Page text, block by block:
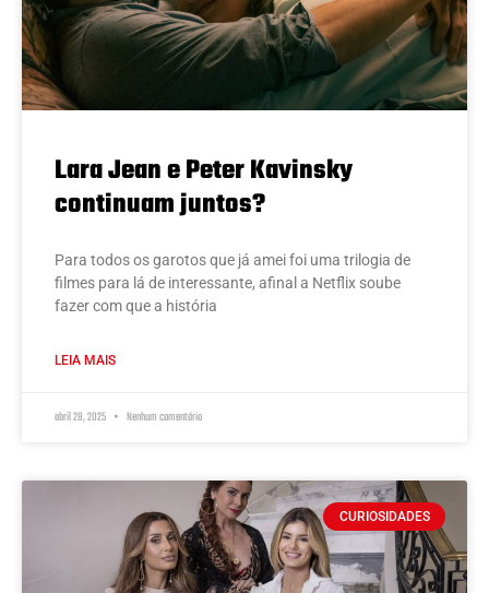
Lara Jean e Peter Kavinsky
continuam juntos?
Para todos os garotos que já amei foi uma trilogia de
filmes para lá de interessante, afinal a Netflix soube
fazer com que a história
LEIA MAIS
abril 28, 2025 Nenhum comentário
CURIOSIDADES